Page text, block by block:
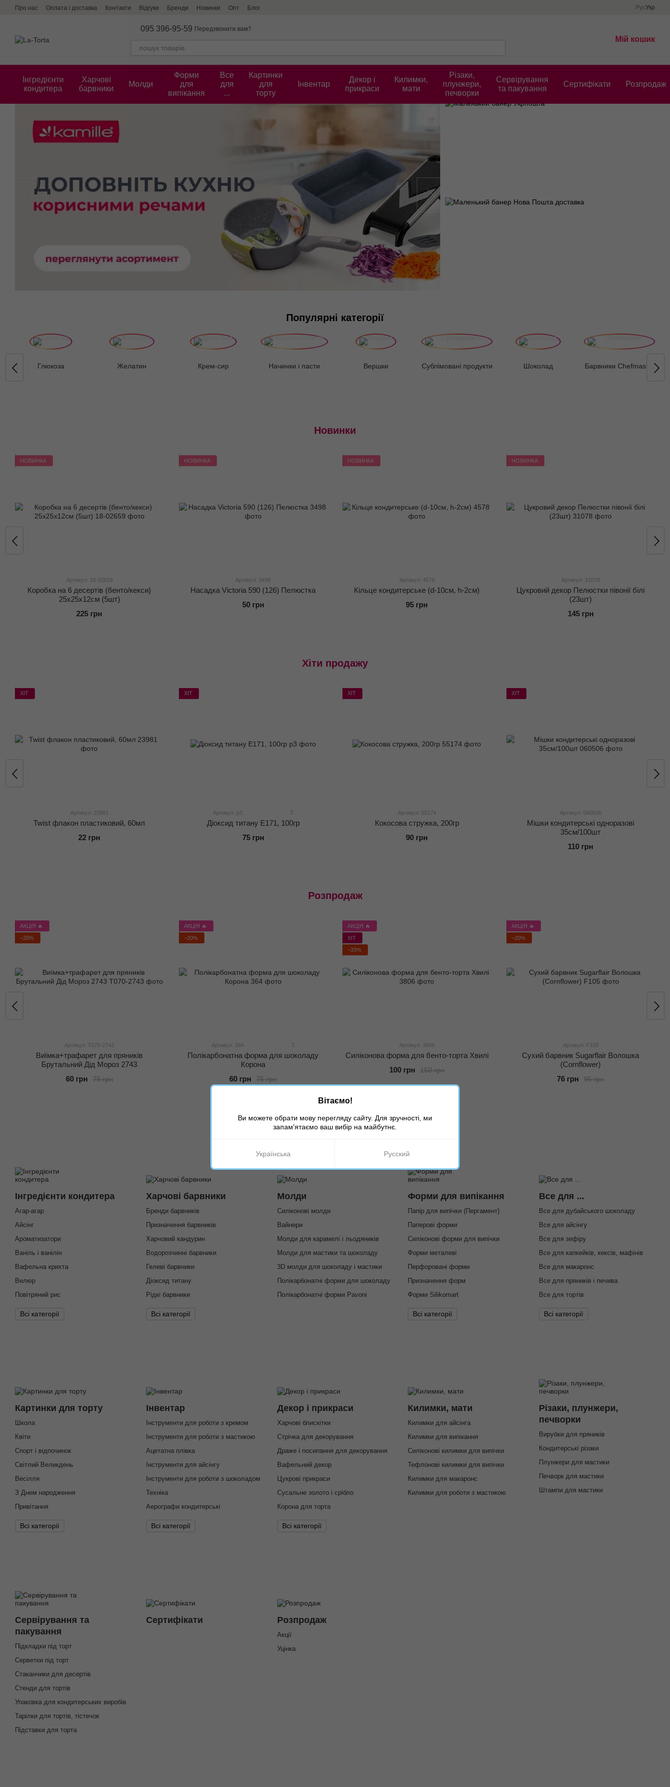
Перейти до основного контенту
Про нас Оплата і доставка Контакти Відгуки Бренди Новинки Опт Блог РусУкр
095 396-95-59 Передзвонити вам?
Мій кошик
Інгредієнти
кондитера
Харчові
барвники
Молди
Форми
для
випікання
Все
для
...
Картинки
для
торту
Інвентар
Декор і
прикраси
Килимки,
мати
Різаки,
плунжери,
печворки
Сервірування
та пакування
Cертифікати Розпродаж
Популярні категорії
Глюкоза Желатин Крем-сир Начинки і пасти Вершки Сублімовані продукти Шоколад Барвники Chefmaster
Новинки
НОВИНКА
Артикул: 18-02659
Коробка на 6 десертів (бенто/кекси)
25х25х12см (5шт)
225 грн
НОВИНКА
Артикул: 3498
Насадка Victoria 590 (126) Пелюстка
50 грн
НОВИНКА
Артикул: 4578
Кільце кондитерське (d-10см, h-2см)
95 грн
НОВИНКА
Артикул: 31078
Цукровий декор Пелюстки півонії білі
(23шт)
145 грн
Хіти продажу
ХІТ
Артикул: 23981
Twist флакон пластиковий, 60мл
22 грн
ХІТ
Артикул: p3 2
Діоксид титану Е171, 100гр
75 грн
ХІТ
Артикул: 55174
Кокосова стружка, 200гр
90 грн
ХІТ
Артикул: 060506
Мішки кондитерські одноразові
35см/100шт
110 грн
Розпродаж
АКЦІЯ 🔥
−20%
Артикул: Т070-2743
Виїмка+трафарет для пряників
Брутальний Дід Мороз 2743
75 грн
60 грн
АКЦІЯ 🔥
−20%
Артикул: 364 1
Полікарбонатна форма для шоколаду
Корона
75 грн
60 грн
АКЦІЯ 🔥
ХІТ
−33%
Артикул: 3806
Силіконова форма для бенто-торта Хвилі
150 грн
100 грн
АКЦІЯ 🔥
−20%
Артикул: F105
Сухий барвник Sugarflair Волошка
(Cornflower)
95 грн
76 грн
Інгредієнти кондитера
Агар-агар
Айсінг
Ароматизатори
Ваніль і ванілін
Вафельна крихта
Велюр
Повітряний рис
Всі категорії
Харчові барвники
Бренди барвників
Призначення барвників
Харчовий кандурин
Водорозчинні барвники
Гелеві барвники
Діоксид титану
Рідкі барвники
Всі категорії
Молди
Силіконові молди
Вайнери
Молди для карамелі і льодяників
Молди для мастики та шоколаду
3D молди для шоколаду і мастики
Полікарбонатні форми для шоколаду
Полікарбонатні форми Pavoni
Форми для випікання
Папір для випічки (Пергамент)
Паперові форми
Силіконові форми для випічки
Форми металеві
Перфоровані форми
Призначення форм
Форми Silikomart
Всі категорії
Все для ...
Все для дубайського шоколаду
Все для айсінгу
Все для зефіру
Все для капкейків, кексів, мафінів
Все для макаронс
Все для пряників і печива
Все для тортів
Всі категорії
Картинки для торту
Школа
Квіти
Спорт і відпочинок
Світлий Великдень
Весілля
З Днем народження
Привітання
Всі категорії
Інвентар
Інструменти для роботи з кремом
Інструменти для роботи з мастикою
Ацетатна плівка
Інструменти для айсінгу
Інструменти для роботи з шоколадом
Техніка
Аерографи кондитерські
Всі категорії
Декор і прикраси
Харчові блискітки
Стрічка для декорування
Драже і посипання для декорування
Вафельний декор
Цукрові прикраси
Сусальне золото і срібло
Корона для торта
Всі категорії
Килимки, мати
Килимки для айсінга
Килимки для випікання
Силіконові килимки для випічки
Тефлонові килимки для випічки
Килимки для макаронс
Килимки для роботи з мастикою
Різаки, плунжери,
печворки
Вирубки для пряників
Кондитерські різаки
Плунжери для мастики
Печворк для мастики
Штампи для мастики
Сервірування та
пакування
Підкладки під торт
Серветки під торт
Стаканчики для десертів
Стенди для тортів
Упаковка для кондитерських виробів
Тарілки для тортів, тістечок
Підставки для торта
Cертифікати Розпродаж
Акції
Уцінка
Вітаємо!
Ви можете обрати мову перегляду сайту. Для зручності, ми
запам'ятаємо ваш вибір на майбутнє.
Українська Русский